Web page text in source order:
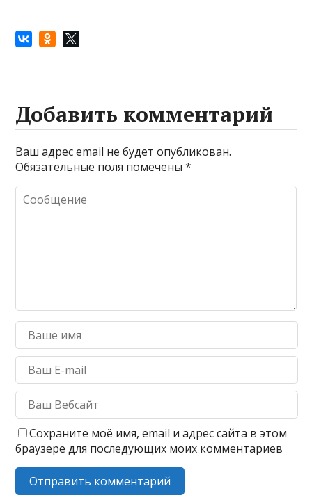
Добавить комментарий
Ваш адрес email не будет опубликован.
Обязательные поля помечены*
Сохраните моё имя, email и адрес сайта в этом
браузере для последующих моих комментариев